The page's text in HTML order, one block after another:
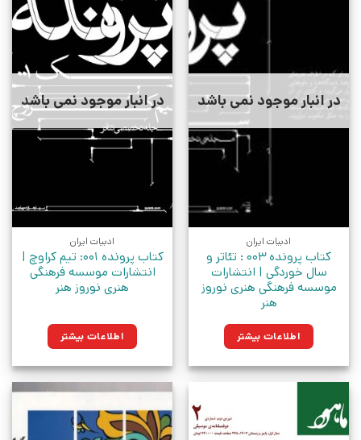
در انبار موجود نمی باشد
ادبیات ایران
کتاب پرونده 003 : تئاتر و
سال خوردگی | انتشارات
موسسه فرهنگی هنری نوروز
هنر
اطلاعات بیشتر
در انبار موجود نمی باشد
ادبیات ایران
کتاب پرونده 00۱: تیم کراوچ |
انتشارات موسسه فرهنگی
هنری نوروز هنر
اطلاعات بیشتر